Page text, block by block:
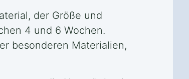
der Größe und
4 und 6 Wochen.
besonderen Materialien,